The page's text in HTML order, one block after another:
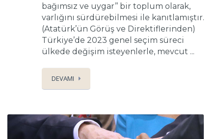
bağımsız ve uygar’’ bir toplum olarak,
varlığını sürdürebilmesi ile kanıtlamıştır.
(Atatürk’ün Görüş ve Direktiflerinden)
Türkiye’de 2023 genel seçim süreci
ülkede değişim isteyenlerle, mevcut ...
DEVAMI